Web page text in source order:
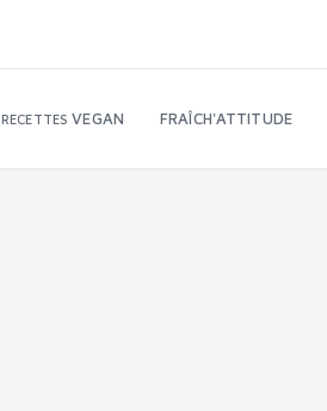
RECETTESVEGAN FRAÎCH'ATTITUDE